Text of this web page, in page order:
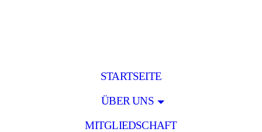
STARTSEITE
ÜBER UNS
MITGLIEDSCHAFT